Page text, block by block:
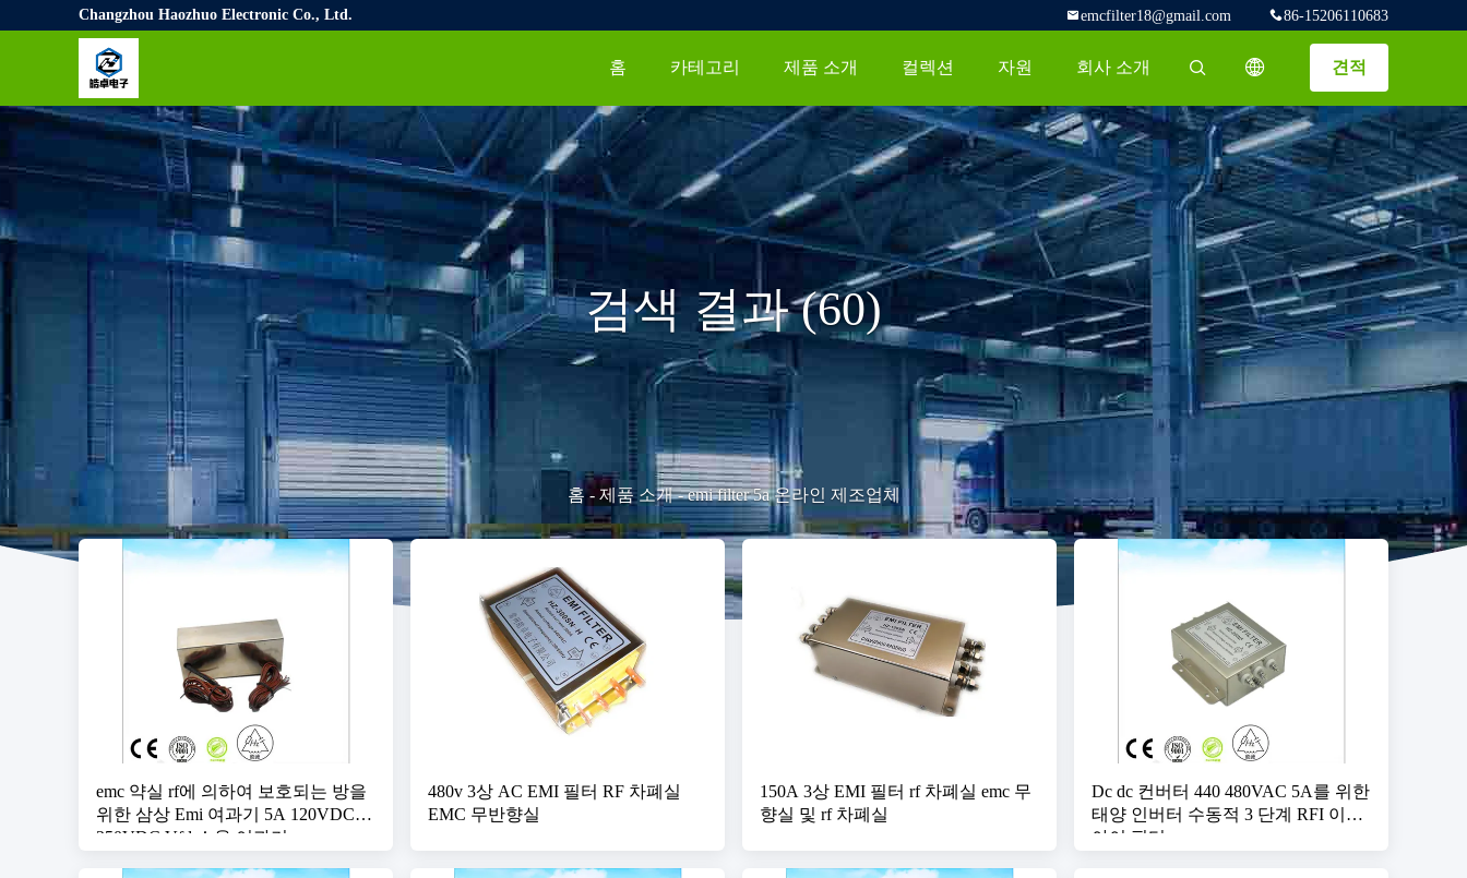
Changzhou Haozhuo Electronic Co., Ltd. 86-15206110683
emcfilter18@gmail.com
견적
描述
홈 카테고리 제품 소개 컬렉션 자원 회사 소개
검색 결과 (60)
홈- 제품 소개-emi filter 5a 온라인 제조업체
emc 약실 rf에 의하여 보호되는 방을
위한 삼상 Emi 여과기 5A 120VDC
250VDC Vfd 소음 여과기
480v 3상 AC EMI 필터 RF 차폐실
EMC 무반향실
150A 3상 EMI 필터 rf 차폐실 emc 무
향실 및 rf 차폐실
Dc dc 컨버터 440 480VAC 5A를 위한
태양 인버터 수동적 3 단계 RFI 이엠
아이 필터